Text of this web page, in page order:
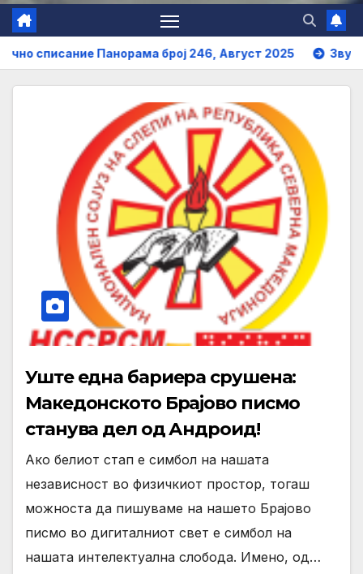
Панорама број 246, Август 2025 Звучно
Уште една бариера срушена:
Македонското Брајово писмо
станува дел од Андроид!
Ако белиот стап е симбол на нашата
независност во физичкиот простор, тогаш
можноста да пишуваме на нашето Брајово
писмо во дигиталниот свет е симбол на
нашата интелектуална слобода. Имено, од…